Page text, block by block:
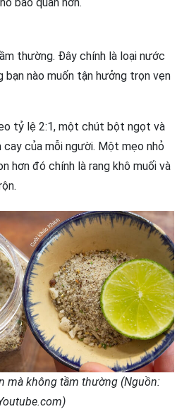
bảo quản hơn.
thường. Đây chính là loại nước
bạn nào muốn tận hưởng trọn vẹn
tỷ lệ 2:1, một chút bột ngọt và
của mỗi người. Một mẹo nhỏ
hơn đó chính là rang khô muối và
mà không tầm thường (Nguồn: